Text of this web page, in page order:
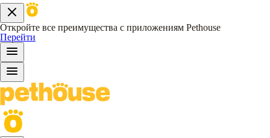
Откройте все преимущества с приложениям Pethouse
Перейти